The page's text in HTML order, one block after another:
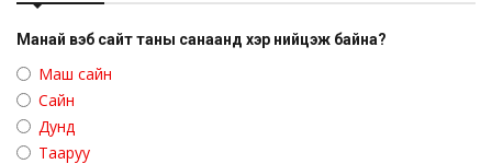
Манай вэб сайт таны санаанд хэр нийцэж байна?
Маш сайн
Сайн
Дунд
Тааруу